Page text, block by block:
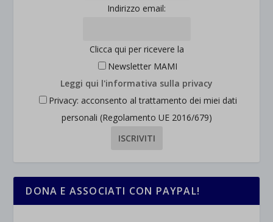
Indirizzo email:
Clicca qui per ricevere la
Newsletter MAMI
Leggi qui l'informativa sulla privacy
Privacy: acconsento al trattamento dei miei dati
personali (Regolamento UE 2016/679)
DONA E ASSOCIATI CON PAYPAL!